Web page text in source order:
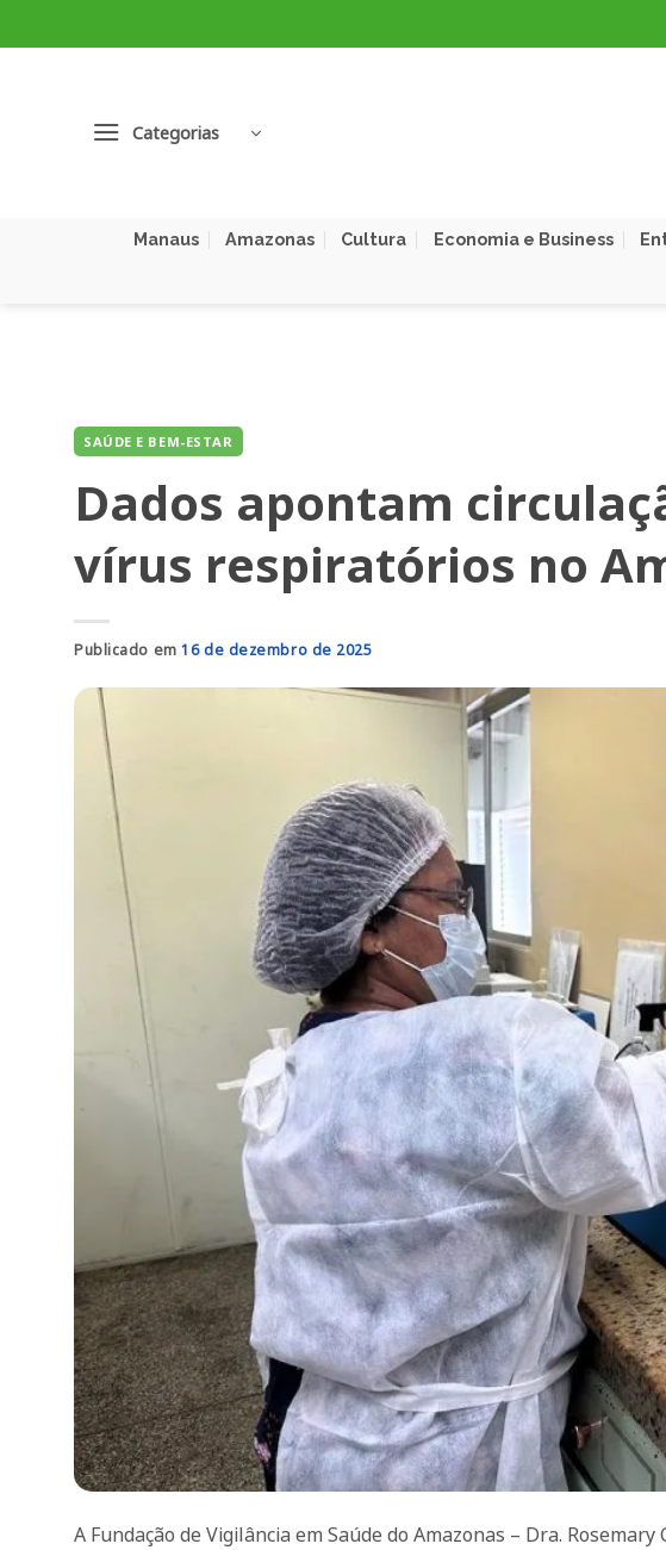
to
Categorias
Manaus Amazonas Cultura Economia e Business
SAÚDE E BEM-ESTAR
Dados apontam
vírus respiratórios no
Publicado em16 de dezembro de 2025
A Fundação de Vigilância em Saúde do Amazonas – Dra. Rosemary